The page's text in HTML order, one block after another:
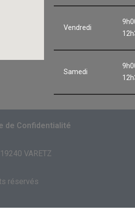
Vendredi
Samedi
de Confidentialité
VARETZ
réservés